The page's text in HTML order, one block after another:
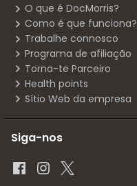
O que é DocMorris?
Como é que funciona?
Trabalhe connosco
Programa de afiliação
Torna-te Parceiro
Health points
Sítio Web da empresa
Siga-nos